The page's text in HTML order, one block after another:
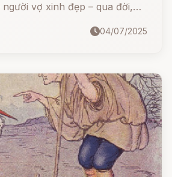
vợ xinh đẹp – qua đời,
chàng bất ngờ phát hiện ba
04/07/2025